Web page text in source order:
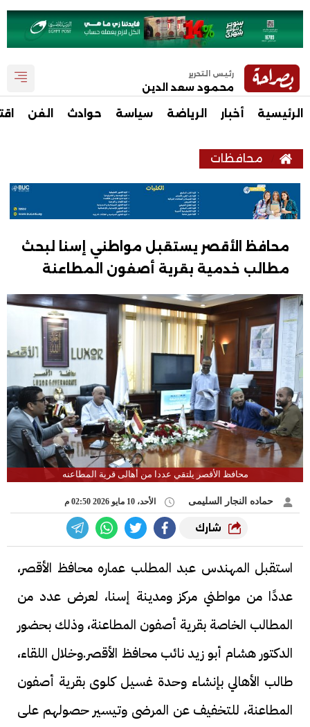
رئيس التحرير
محمود سعد الدين
الرئيسية أخبار الرياضة سياسة حوادث الفن
محافظات
محافظ الأقصر يستقبل مواطني إسنا لبحث
مطالب خدمية بقرية أصفون المطاعنة
محافظ الأقصر يلتقي عددا من أهالى قرية المطاعنه
حماده النجار السليمى الأحد، 10 مايو 2026 02:50 م
شارك
استقبل المهندس عبد المطلب عماره محافظ الأقصر،
عددًا من مواطني مركز ومدينة إسنا، لعرض عدد من
المطالب الخاصة بقرية أصفون المطاعنة، وذلك بحضور
الدكتور هشام أبو زيد نائب محافظ الأقصر.وخلال اللقاء،
طالب الأهالي بإنشاء وحدة غسيل كلوى بقرية أصفون
المطاعنة، للتخفيف عن المرضى وتيسير حصولهم على